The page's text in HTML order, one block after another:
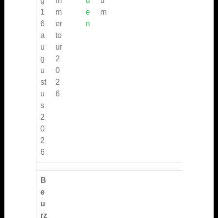
1
6
a
u
g
u
st
u
s
2
0
2
6
m
er
to
ur
2
0
2
6
e
n
m
B
e
u
rz